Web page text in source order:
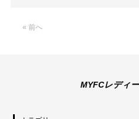
« 前へ
MYFCレディ